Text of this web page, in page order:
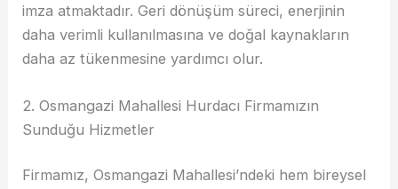
imza atmaktadır. Geri dönüşüm süreci, enerjinin
daha verimli kullanılmasına ve doğal kaynakların
daha az tükenmesine yardımcı olur.
2. Osmangazi Mahallesi Hurdacı Firmamızın
Sunduğu Hizmetler
Firmamız, Osmangazi Mahallesi’ndeki hem bireysel